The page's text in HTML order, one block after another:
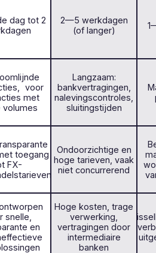
dag tot 2
2—5 werkdagen
(of langer)
voor
met
volumes
Langzaam:
bankvertragingen,
nalevingscontroles,
sluitingstijden
toegang
FX-
Ondoorzichtige en
hoge tarieven, vaak
niet concurrerend
snelle,
en
Hoge kosten, trage
verwerking,
vertragingen door
intermediaire
banken